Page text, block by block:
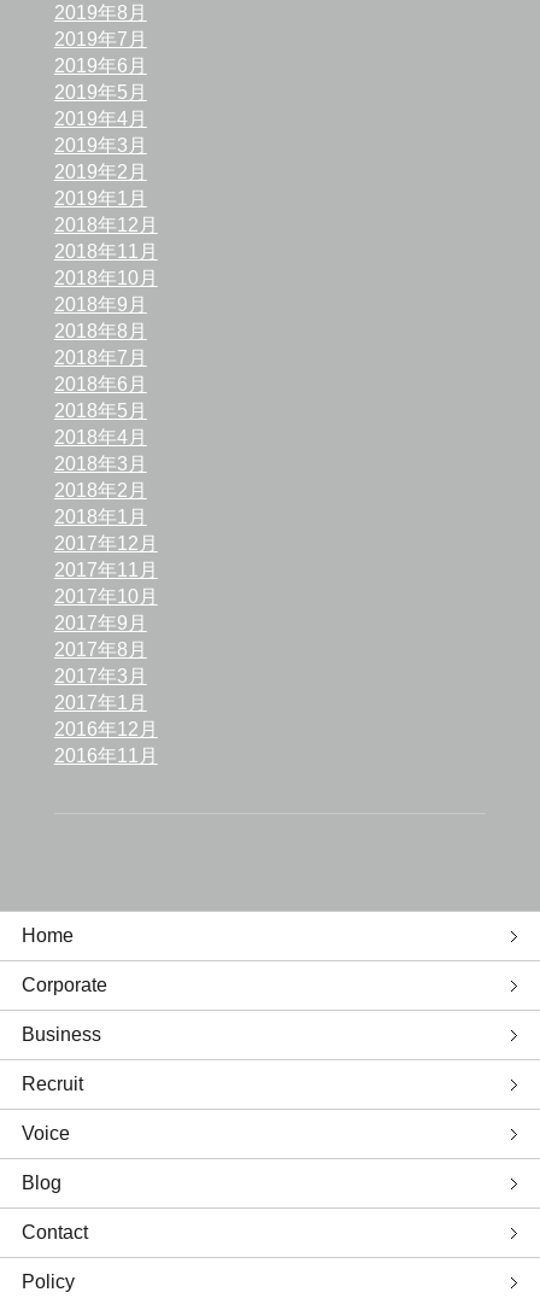
2019年8月
2019年7月
2019年6月
2019年5月
2019年4月
2019年3月
2019年2月
2019年1月
2018年12月
2018年11月
2018年10月
2018年9月
2018年8月
2018年7月
2018年6月
2018年5月
2018年4月
2018年3月
2018年2月
2018年1月
2017年12月
2017年11月
2017年10月
2017年9月
2017年8月
2017年3月
2017年1月
2016年12月
2016年11月
Home
Corporate
Business
Recruit
Voice
Blog
Contact
Policy